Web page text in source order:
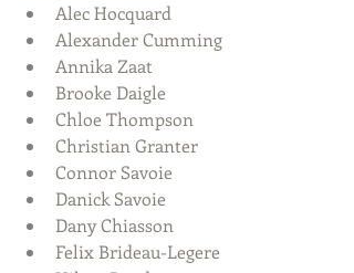
Alec Hocquard
Alexander Cumming
Annika Zaat
Brooke Daigle
Chloe Thompson
Christian Granter
Connor Savoie
Danick Savoie
Dany Chiasson
Felix Brideau-Legere